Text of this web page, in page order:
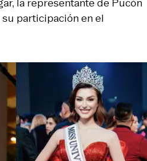
la representante de Pucón
participación en el